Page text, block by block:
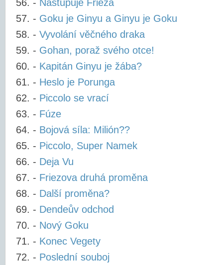
- Nastupuje Frieza
- Goku je Ginyu a Ginyu je Goku
- Vyvolání věčného draka
- Gohan, poraž svého otce!
- Kapitán Ginyu je žába?
- Heslo je Porunga
- Piccolo se vrací
- Fúze
- Bojová síla: Milión??
- Piccolo, Super Namek
- Deja Vu
- Friezova druhá proměna
- Další proměna?
- Dendeův odchod
- Nový Goku
- Konec Vegety
- Poslední souboj